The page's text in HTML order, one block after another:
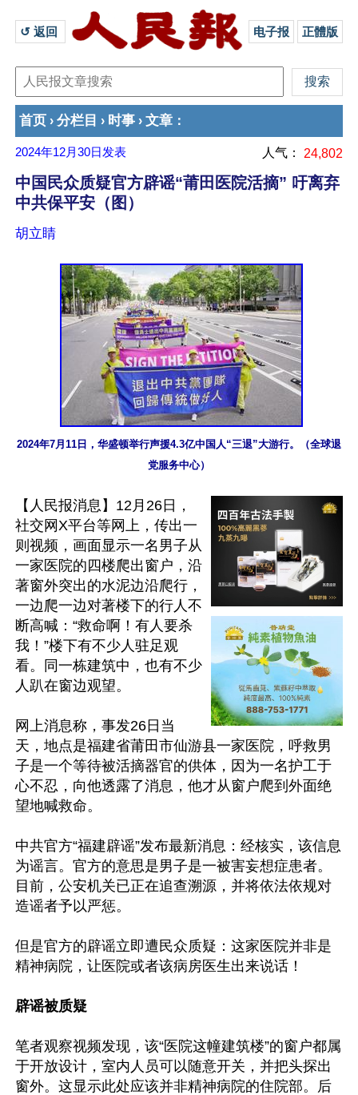
↺ 返回 电子报 正體版
首页 › 分栏目 › 时事 › 文章 ：
2024年12月30日 发表 人气： 24,802
中国民众质疑官方辟谣“莆田医院活摘” 吁离弃
中共保平安（图）
胡立睛
2024年7月11日，华盛顿举行声援4.3亿中国人“三退”大游行。（全球退
党服务中心）
【人民报消息】12月26日，
社交网X平台等网上，传出一
则视频，画面显示一名男子从
一家医院的四楼爬出窗户，沿
著窗外突出的水泥边沿爬行，
一边爬一边对著楼下的行人不
断高喊：“救命啊！有人要杀
我！”楼下有不少人驻足观
看。同一栋建筑中，也有不少
人趴在窗边观望。
网上消息称，事发26日当
天，地点是福建省莆田市仙游县一家医院，呼救男
子是一个等待被活摘器官的供体，因为一名护工于
心不忍，向他透露了消息，他才从窗户爬到外面绝
望地喊救命。
中共官方“福建辟谣”发布最新消息：经核实，该信息
为谣言。官方的意思是男子是一被害妄想症患者。
目前，公安机关已正在追查溯源，并将依法依规对
造谣者予以严惩。
但是官方的辟谣立即遭民众质疑：这家医院并非是
精神病院，让医院或者该病房医生出来说话！
辟谣被质疑
笔者观察视频发现，该“医院这幢建筑楼”的窗户都属
于开放设计，室内人员可以随意开关，并把头探出
窗外。这显示此处应该并非精神病院的住院部。后